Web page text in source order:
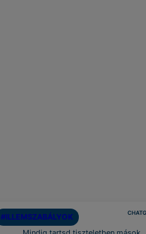
#ILLEMSZABÁLYOK